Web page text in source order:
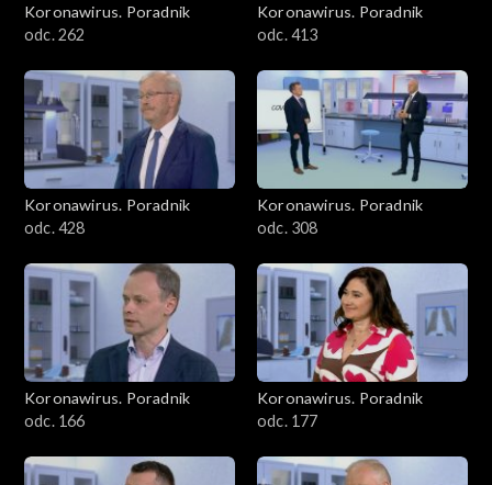
Koronawirus. Poradnik
odc. 262
Koronawirus. Poradnik
odc. 413
Koronawirus. Poradnik
odc. 428
Koronawirus. Poradnik
odc. 308
Koronawirus. Poradnik
odc. 166
Koronawirus. Poradnik
odc. 177